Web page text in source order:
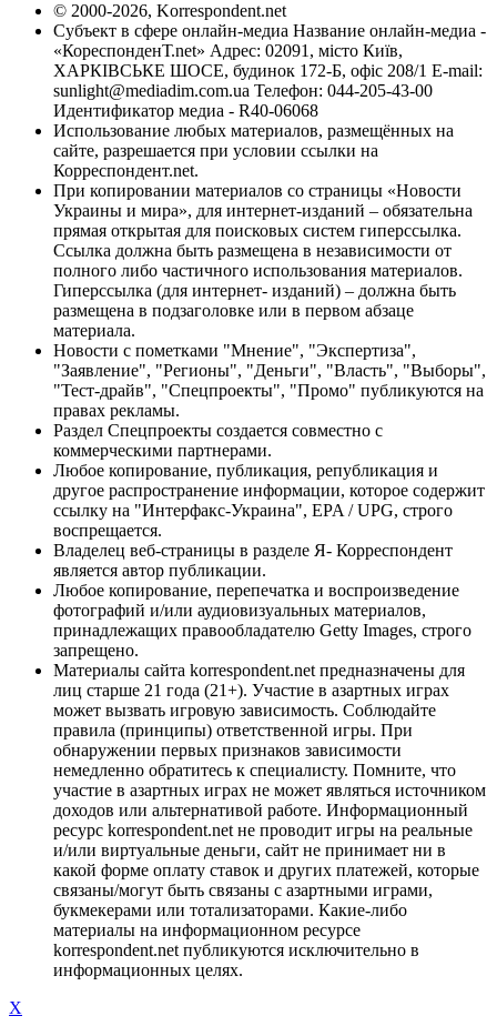
© 2000-2026, Korrespondent.net
Субъект в сфере онлайн-медиа Название онлайн-медиа -
«КореспонденТ.net» Адрес: 02091, місто Київ,
ХАРКІВСЬКЕ ШОСЕ, будинок 172-Б, офіс 208/1 E-mail:
sunlight@mediadim.com.ua Телефон: 044-205-43-00
Идентификатор медиа - R40-06068
Использование любых материалов, размещённых на
сайте, разрешается при условии ссылки на
Корреспондент.net.
При копировании материалов со страницы «Новости
Украины и мира», для интернет-изданий – обязательна
прямая открытая для поисковых систем гиперссылка.
Ссылка должна быть размещена в независимости от
полного либо частичного использования материалов.
Гиперссылка (для интернет- изданий) – должна быть
размещена в подзаголовке или в первом абзаце
материала.
Новости с пометками "Мнение", "Экспертиза",
"Заявление", "Регионы", "Деньги", "Власть", "Выборы",
"Тест-драйв", "Спецпроекты", "Промо" публикуются на
правах рекламы.
Раздел Спецпроекты создается совместно с
коммерческими партнерами.
Любое копирование, публикация, републикация и
другое распространение информации, которое содержит
ссылку на "Интерфакс-Украина", EPA / UPG, строго
воспрещается.
Владелец веб-страницы в разделе Я- Корреспондент
является автор публикации.
Любое копирование, перепечатка и воспроизведение
фотографий и/или аудиовизуальных материалов,
принадлежащих правообладателю Getty Images, строго
запрещено.
Материалы сайта korrespondent.net предназначены для
лиц старше 21 года (21+). Участие в азартных играх
может вызвать игровую зависимость. Соблюдайте
правила (принципы) ответственной игры. При
обнаружении первых признаков зависимости
немедленно обратитесь к специалисту. Помните, что
участие в азартных играх не может являться источником
доходов или альтернативой работе. Информационный
ресурс korrespondent.net не проводит игры на реальные
и/или виртуальные деньги, сайт не принимает ни в
какой форме оплату ставок и других платежей, которые
связаны/могут быть связаны с азартными играми,
букмекерами или тотализаторами. Какие-либо
материалы на информационном ресурсе
korrespondent.net публикуются исключительно в
информационных целях.
X